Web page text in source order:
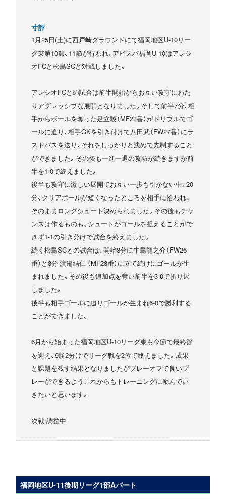
寸評
1月25日(土)に西戸崎グラウンドにて福岡地区U-10リー
グ東第10節、11節が行われ、アビスパ福岡U-10はアレシ
オFCと松島SCと対戦しました。
アレシオFCとの試合は前半開始からお互い攻守にわた
りアグレッシブな展開となりました。そして前半7分、相
手からボールを奪った足立駿（MF23番）がドリブルでゴ
ールに迫り、相手GKを引き付けて八田武（FW27番）にラ
ストパスを送り、それをしっかりと決めて先制すること
ができました。その後も一進一退の攻防が続きますが前
半を1-0で終えました。
後半も攻守に激しい展開でお互い一歩も引かない中、20
分、クリアボールが短くなったところを相手に拾われ、
そのままロングシュート決められました。その後もチャ
ンスは作るものも、シュートがゴールを捉えることがで
きず1-1の引き分けで試合を終えました。
続く松島SCとの試合は、開始8分に牛島龍之介（FW26
番）と8分 渡邉結仁 （MF28番）に立て続けにゴールが生
まれました。その後も追加点を奪い前半を3-0で折り返
しました。
後半も相手ゴールに迫りゴールが生まれ6-0で勝利する
ことができました。
6月から始まった福岡地区U-10リーグ東も今節で最終節
を迎え、9勝2分けでリーグ戦を2位で終えました。成果
と課題を残す結果となりましたがプレーオフで良いプ
レーができるようこれからもトレーニングに励んでい
きたいと思います。
次戦:調整中
福岡地区U-11後期リーグ1部Aパート